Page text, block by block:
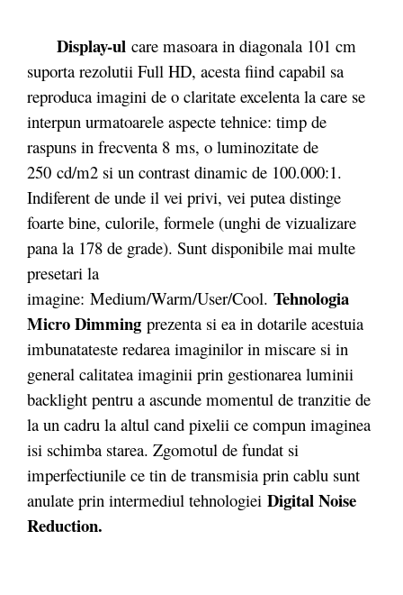
Display-ul care masoara in diagonala 101 cm
suporta rezolutii Full HD, acesta fiind capabil sa
reproduca imagini de o claritate excelenta la care se
interpun urmatoarele aspecte tehnice: timp de
raspuns in frecventa 8 ms, o luminozitate de
250 cd/m2 si un contrast dinamic de 100.000:1.
Indiferent de unde il vei privi, vei putea distinge
foarte bine, culorile, formele (unghi de vizualizare
pana la 178 de grade). Sunt disponibile mai multe
presetari la
imagine: Medium/Warm/User/Cool. Tehnologia
Micro Dimming prezenta si ea in dotarile acestuia
imbunatateste redarea imaginilor in miscare si in
general calitatea imaginii prin gestionarea luminii
backlight pentru a ascunde momentul de tranzitie de
la un cadru la altul cand pixelii ce compun imaginea
isi schimba starea. Zgomotul de fundat si
imperfectiunile ce tin de transmisia prin cablu sunt
anulate prin intermediul tehnologiei Digital Noise
Reduction.